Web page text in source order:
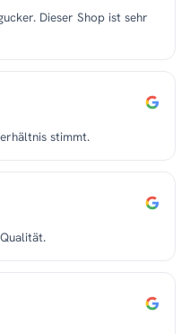
Dieser Shop ist sehr
stimmt.